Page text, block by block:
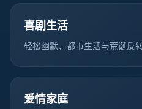
喜剧生活
轻松幽默、都市生活与荒诞反
爱情家庭